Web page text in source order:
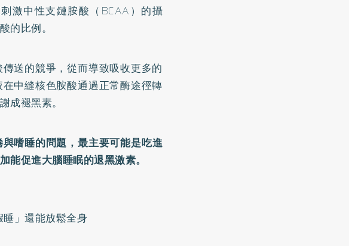
激中性支鏈胺酸（BCAA）的攝
的比例。
送的競爭，從而導致吸收更多的
中縫核色胺酸通過正常酶途徑轉
成褪黑素。
嗜睡的問題，最主要可能是吃進
能促進大腦睡眠的退黑激素。
」還能放鬆全身